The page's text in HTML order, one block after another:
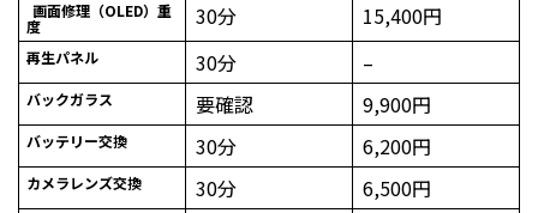
画面修理（OLED）重
度 30分 15,400円
再生パネル 30分 –
バックガラス 要確認 9,900円
バッテリー交換 30分 6,200円
カメラレンズ交換 30分 6,500円